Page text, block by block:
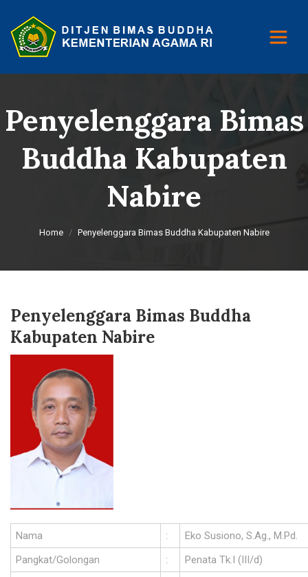
Penyelenggara Bimas
Buddha Kabupaten
Nabire
Home Penyelenggara Bimas Buddha Kabupaten Nabire
Penyelenggara Bimas Buddha
Kabupaten Nabire
Nama :
Eko Susiono, S.Ag., M.Pd.
Pangkat/Golongan
:
Penata Tk.I (III/d)